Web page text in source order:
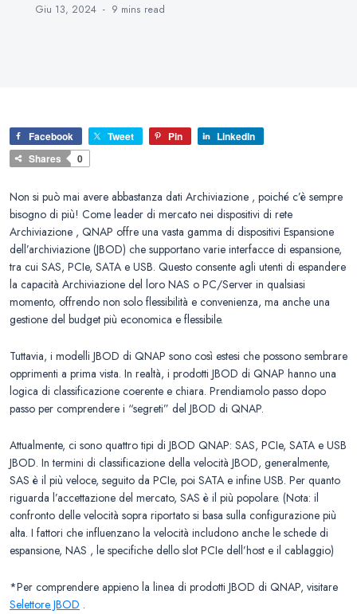
Giu 13, 2024 9 mins read
Facebook Tweet Pin
LinkedIn
Shares
0
Non si può mai avere abbastanza dati Archiviazione , poiché c’è sempre
bisogno di più! Come leader di mercato nei dispositivi di rete
Archiviazione , QNAP offre una vasta gamma di dispositivi Espansione
dell’archiviazione (JBOD) che supportano varie interfacce di espansione,
tra cui SAS, PCIe, SATA e USB. Questo consente agli utenti di espandere
la capacità Archiviazione del loro NAS o PC/Server in qualsiasi
momento, offrendo non solo flessibilità e convenienza, ma anche una
gestione del budget più economica e flessibile.
Tuttavia, i modelli JBOD di QNAP sono così estesi che possono sembrare
opprimenti a prima vista. In realtà, i prodotti JBOD di QNAP hanno una
logica di classificazione coerente e chiara. Prendiamolo passo dopo
passo per comprendere i “segreti” del JBOD di QNAP.
Attualmente, ci sono quattro tipi di JBOD QNAP: SAS, PCIe, SATA e USB
JBOD. In termini di classificazione della velocità JBOD, generalmente,
SAS è il più veloce, seguito da PCIe, poi SATA e infine USB. Per quanto
riguarda l’accettazione del mercato, SAS è il più popolare. (Nota: il
confronto delle velocità sopra riportato si basa sulla configurazione più
alta. I fattori che influenzano la velocità includono anche le schede di
espansione, NAS , le specifiche dello slot PCIe dell’host e il cablaggio)
*Per comprendere appieno la linea di prodotti JBOD di QNAP, visitare
Selettore JBOD .